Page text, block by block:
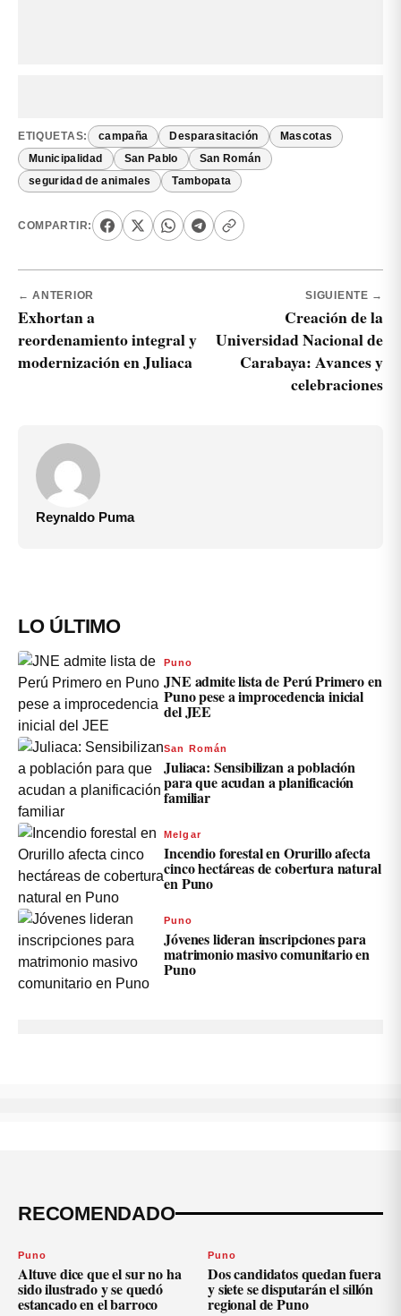
ETIQUETAS: campaña Desparasitación Mascotas
Municipalidad San Pablo San Román
seguridad de animales Tambopata
COMPARTIR:
← ANTERIOR
Exhortan a
reordenamiento integral y
modernización en Juliaca
SIGUIENTE →
Creación de la
Universidad Nacional de
Carabaya: Avances y
celebraciones
Reynaldo Puma
LO ÚLTIMO
Puno
JNE admite lista de Perú Primero en
Puno pese a improcedencia inicial
del JEE
San Román
Juliaca: Sensibilizan a población
para que acudan a planificación
familiar
Melgar
Incendio forestal en Orurillo afecta
cinco hectáreas de cobertura natural
en Puno
Puno
Jóvenes lideran inscripciones para
matrimonio masivo comunitario en
Puno
RECOMENDADO
Puno
Altuve dice que el sur no ha
sido ilustrado y se quedó
estancado en el barroco
Puno
Dos candidatos quedan fuera
y siete se disputarán el sillón
regional de Puno